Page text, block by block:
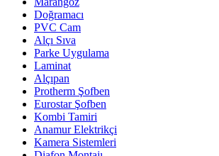
Doğramacı
PVC Cam
Alçı Sıva
Parke Uygulama
Laminat
Alçıpan
Protherm Şofben
Eurostar Şofben
Kombi Tamiri
Anamur Elektrikçi
Kamera Sistemleri